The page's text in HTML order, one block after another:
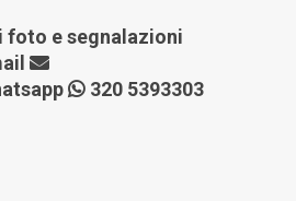
foto e segnalazioni
320 5393303